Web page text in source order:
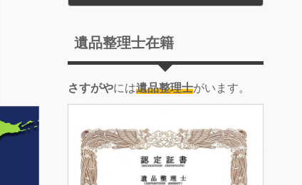
遺品整理士在籍
さすがやには遺品整理士がいます。